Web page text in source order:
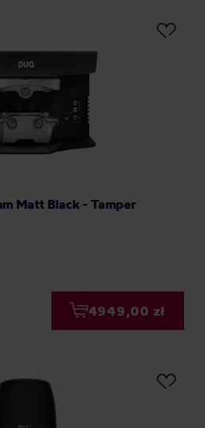
Matt Black - Tamper
4949,00 zł